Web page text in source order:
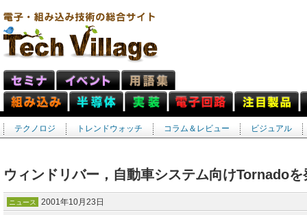
テクノロジ トレンドウォッチ コラム＆レビュー ビジュアル
ウィンドリバー，自動車システム向けTornadoを
ニュース 2001年10月23日